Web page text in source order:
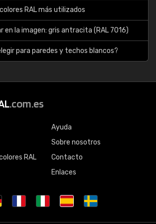
RAL más utilizados
en la imagen: gris antracita (RAL 7016)
para paredes y techos blancos?
.com.es
RAL
Ayuda
Sobre nosotros
Contacto
Enlaces